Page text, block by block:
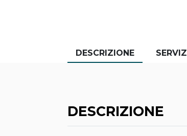
DESCRIZIONE SERVIZI
DESCRIZIONE